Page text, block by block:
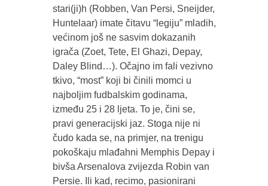
stari(ji)h (Robben, Van Persi, Sneijder,
Huntelaar) imate čitavu “legiju” mladih,
većinom još ne sasvim dokazanih
igrača (Zoet, Tete, El Ghazi, Depay,
Daley Blind…). Očajno im fali vezivno
tkivo, “most” koji bi činili momci u
najboljim fudbalskim godinama,
između 25 i 28 ljeta. To je, čini se,
pravi generacijski jaz. Stoga nije ni
čudo kada se, na primjer, na trenigu
pokoškaju mlađahni Memphis Depay i
bivša Arsenalova zvijezda Robin van
Persie. Ili kad, recimo, pasionirani